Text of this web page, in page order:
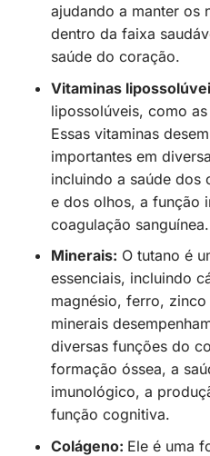
ajudando a manter os
dentro da faixa
saúde do coração.
Vitaminas
lipossolúveis, como
Essas vitaminas
importantes em
incluindo a saúde dos
e dos olhos, a função
coagulação sanguínea.
Minerais: O tutano é
essenciais, incluindo
magnésio, ferro, zinco
minerais
diversas funções do
formação óssea, a
imunológico, a
função cognitiva.
Colágeno: Ele é uma